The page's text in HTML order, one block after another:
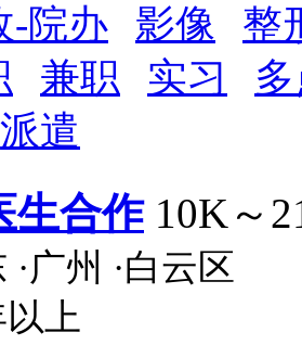
工龄奖 带薪年假 年终
周末双休
包吃 住房补贴
节日福利
-院办
影像
整
兼职 实习
派遣
生合作 10K～
·广州 ·白云区
以上